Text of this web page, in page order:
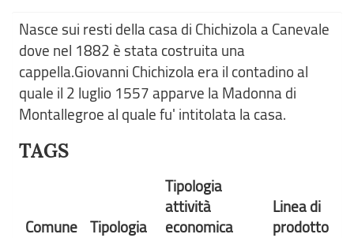
Nasce sui resti della casa di Chichizola a Canevale
dove nel 1882 è stata costruita una
cappella.Giovanni Chichizola era il contadino al
quale il 2 luglio 1557 apparve la Madonna di
Montallegroe al quale fu' intitolata la casa.
TAGS
Comune Tipologia
Tipologia
attività
economica
Linea di
prodotto